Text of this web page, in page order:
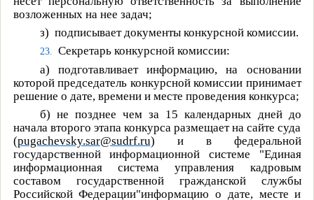
возложенных на нее задач;
з) подписывает документы конкурсной комиссии.
23.
Секретарь конкурсной комиссии:
а)
подготавливает информацию, на основании
которой председатель конкурсной комиссии принимает
решение о дате, времени и месте проведения конкурса;
б) не позднее чем за 15 календарных дней до
начала второго этапа конкурса размещает на сайте суда
(pugachevsky.sar@sudrf.ru) и в федеральной
государственной информационной системе "Единая
информационная система управления кадровым
составом государственной гражданской службы
Российской Федерации"информацию о дате, месте и